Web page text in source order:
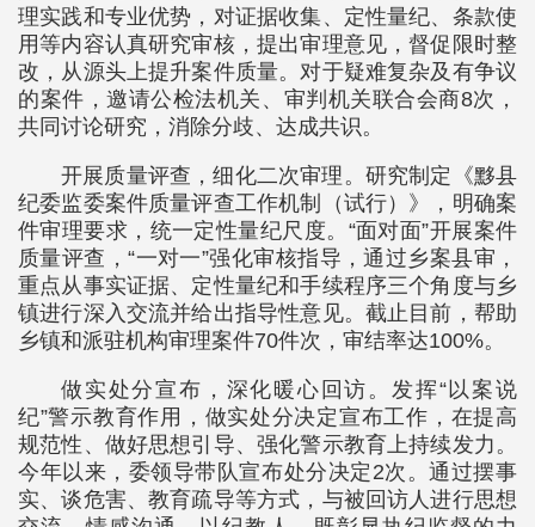
理实践和专业优势，对证据收集、定性量纪、条款使
用等内容认真研究审核，提出审理意见，督促限时整
改，从源头上提升案件质量。对于疑难复杂及有争议
的案件，邀请公检法机关、审判机关联合会商8次，
共同讨论研究，消除分歧、达成共识。
开展质量评查，细化二次审理。研究制定《黟县
纪委监委案件质量评查工作机制（试行）》，明确案
件审理要求，统一定性量纪尺度。“面对面”开展案件
质量评查，“一对一”强化审核指导，通过乡案县审，
重点从事实证据、定性量纪和手续程序三个角度与乡
镇进行深入交流并给出指导性意见。截止目前，帮助
乡镇和派驻机构审理案件70件次，审结率达100%。
做实处分宣布，深化暖心回访。发挥“以案说
纪”警示教育作用，做实处分决定宣布工作，在提高
规范性、做好思想引导、强化警示教育上持续发力。
今年以来，委领导带队宣布处分决定2次。通过摆事
实、谈危害、教育疏导等方式，与被回访人进行思想